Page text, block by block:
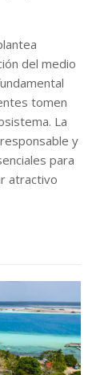
del medio
tomen
La
y
para
atractivo